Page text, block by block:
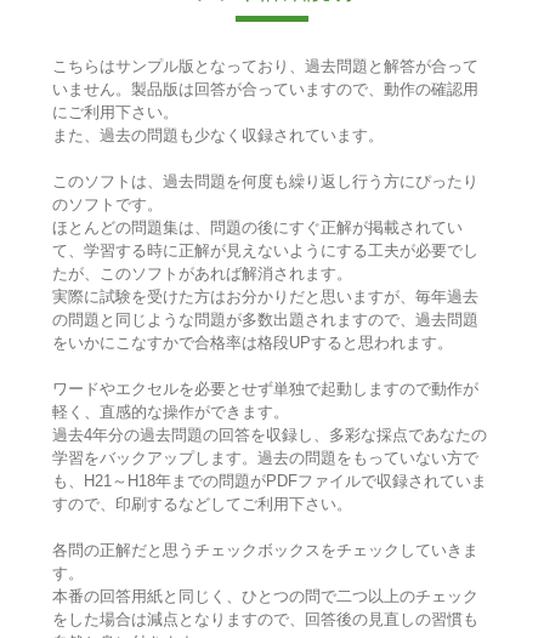
こちらはサンプル版となっており、過去問題と解答が合って
いません。製品版は回答が合っていますので、動作の確認用
にご利用下さい。
また、過去の問題も少なく収録されています。
このソフトは、過去問題を何度も繰り返し行う方にぴったり
のソフトです。
ほとんどの問題集は、問題の後にすぐ正解が掲載されてい
て、学習する時に正解が見えないようにする工夫が必要でし
たが、このソフトがあれば解消されます。
実際に試験を受けた方はお分かりだと思いますが、毎年過去
の問題と同じような問題が多数出題されますので、過去問題
をいかにこなすかで合格率は格段UPすると思われます。
ワードやエクセルを必要とせず単独で起動しますので動作が
軽く、直感的な操作ができます。
過去4年分の過去問題の回答を収録し、多彩な採点であなたの
学習をバックアップします。過去の問題をもっていない方で
も、H21～H18年までの問題がPDFファイルで収録されていま
すので、印刷するなどしてご利用下さい。
各問の正解だと思うチェックボックスをチェックしていきま
す。
本番の回答用紙と同じく、ひとつの問で二つ以上のチェック
をした場合は減点となりますので、回答後の見直しの習慣も